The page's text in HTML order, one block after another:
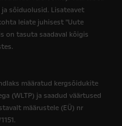
sõiduolusid. Lisateavet
leiate juhisest "Uute
on tasuta saadaval kõigis
määratud kergsõidukite
(WLTP) ja saadud väärtused
määrustele (EÜ) nr